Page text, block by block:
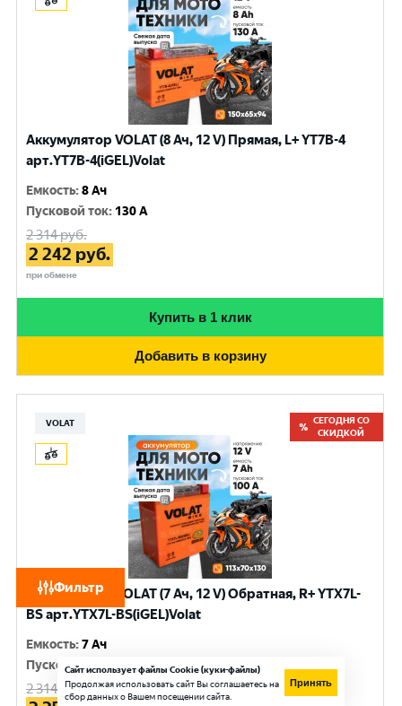
Фильтр
Аккумулятор VOLAT (8 Ач, 12 V) Прямая, L+ YT7B-4
арт.YT7B-4(iGEL)Volat
Емкость:8 Ач
Пусковой ток: 130 A
2 314руб.
2 242 руб.
при обмене
Купить в 1 клик
Добавить в корзину
VOLAT
СЕГОДНЯ СО
СКИДКОЙ
Аккумулятор VOLAT (7 Ач, 12 V) Обратная, R+ YTX7L-
BS арт.YTX7L-BS(iGEL)Volat
Емкость:7 Ач
Пусковой ток: 100 A
2 314 руб.
Сайт использует файлы Cookie (куки-файлы)
Продолжая использовать сайт Вы соглашаетесь на
сбор данных о Вашем посещении сайта.
Принять